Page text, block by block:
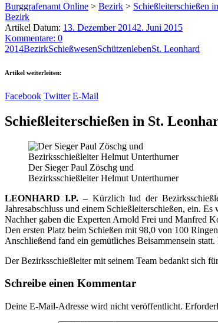
Burggrafenamt Online > Bezirk > Schießleiterschießen
Bezirk
Artikel Datum: 13. Dezember 20142. Juni 2015
Kommentare: 0
2014BezirkSchießwesenSchützenlebenSt. Leonhard
Artikel weiterleiten:
Facebook Twitter E-Mail
Schießleiterschießen in St.
Der Sieger Paul Zöschg und
Bezirksschießleiter Helmut Unterthurner
LEONHARD I.P.– Kürzlich lud der
Jahresabschluss und einem Schießleiterschießen, ein.
Nachher gaben die Experten Arnold Frei und Manfred
Den ersten Platz beim Schießen mit 98,0 von 100
Anschließend fand ein gemütliches Beisammensein
Der Bezirksschießleiter mit seinem Team bedankt sich
Schreibe einen Kommentar
Deine E-Mail-Adresse wird nicht veröffentlicht.